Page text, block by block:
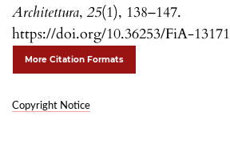
Architettura, 25(1), 138–147.
https://doi.org/10.36253/FiA-13171
More Citation Formats
Copyright Notice